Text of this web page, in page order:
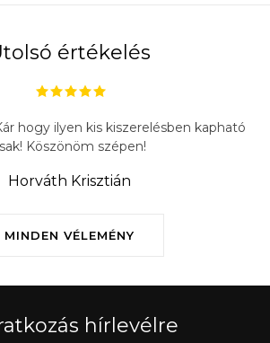
értékelés
MINDEN VÉLEMÉNY
hogy ilyen kis kiszerelésben kapható
Köszönöm szépen!
Horváth Krisztián
hírlevélre